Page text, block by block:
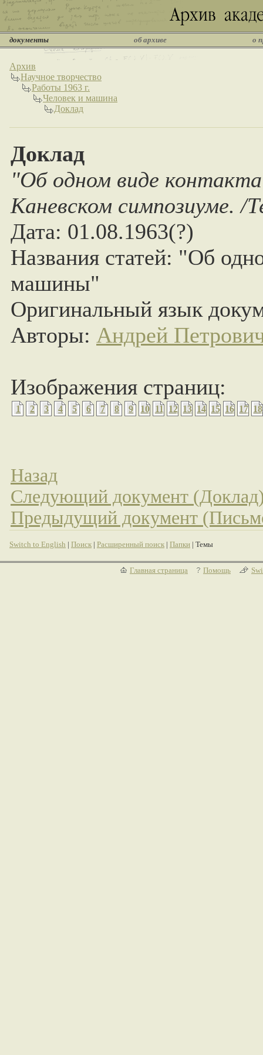
документы об архиве о
Архив
Научное творчество
Работы 1963 г.
Человек и машина
Доклад
Доклад
"Об одном виде
Каневском симпозиуме. /
Дата: 01.08.1963(?)
Названия статей: "Об
машины"
Оригинальный язык
Авторы: Андрей
Изображения страниц:
1 2 3 4 5 6 7 8 9 10 11 12 13 14 15 16 17 18
Назад
Следующий документ
Предыдущий документ
Switch to English | Поиск | Расширенный поиск | Папки | Темы
Главная страница Помощь